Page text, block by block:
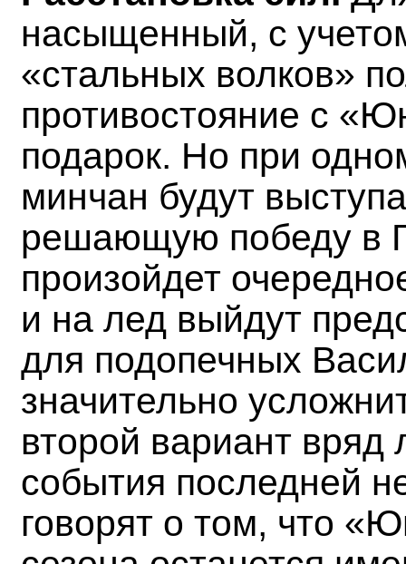
насыщенный, с
«стальных волков»
противостояние с
подарок. Но при
минчан будут
решающую победу в
произойдет
и на лед выйдут
для подопечных
значительно
второй вариант
события последней
говорят о том, что